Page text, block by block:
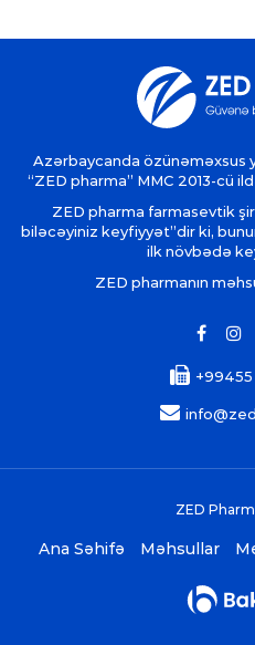
Azərbaycanda özünəməxsus
“ZED pharma” MMC 2013-cü
ZED pharma farmasevtik
biləcəyiniz keyfiyyət”dir ki,
ilk növbədə
ZED pharmanın
+99455
ZED
Ana Səhifə Məhsullar